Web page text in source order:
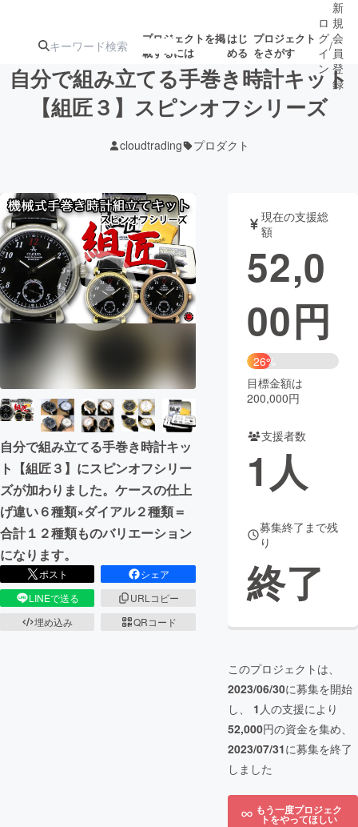
プロジェクトを掲
載するには
はじ
める
プロジェクト
をさがす
ジェクト
募集終了が近いプ
ロジェクト
アート・写真 音楽
テクノロジー・ガジェット ゲーム・
映像・映画 書籍・雑誌
チャレンジ
まちづくり・地域活性化
CAMPFIRE for Social Good
CAMPFIRE Creation
CAMPFIREふるさと納税
コミュニティ
ロ
グ
イ
ン
/
新
規
会
員
登
録
自分で組み立てる手巻き時計キット
【組匠３】スピンオフシリーズ
cloudtrading プロダクト
自分で組み立てる手巻き時計キッ
ト【組匠３】にスピンオフシリー
ズが加わりました。ケースの仕上
げ違い６種類×ダイアル２種類＝
合計１２種類ものバリエーション
になります。
ポスト
シェア
LINEで送る
URLコピー
埋め込み
QRコード
現在の支援総
額
52,0
00円
26%
目標金額は
200,000円
支援者数
1人
募集終了まで残
り
終了
このプロジェクトは、
2023/06/30に募集を開始
し、 1 人の支援により
52,000円の資金を集め、
2023/07/31に募集を終了
しました
もう一度プロジェク
トをやってほしい